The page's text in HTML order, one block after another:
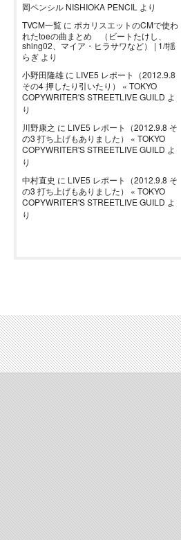
岡ペンシル NISHIOKA PENCIL より
TVCM一覧 に ポカリスエットのCMで使わ
れたtoeの曲まとめ （ビートたけし、
shing02、マイア・ヒラサワなど） | 1/f揺
らぎ より
小野田隆雄 に LIVE5 レポート（2012.9.8
その4 押したり引いたり） « TOKYO
COPYWRITER'S STREETLIVE GUILD よ
り
川野康之 に LIVE5 レポート（2012.9.8 そ
の3 打ち上げもありました） « TOKYO
COPYWRITER'S STREETLIVE GUILD よ
り
中村直史 に LIVE5 レポート（2012.9.8 そ
の3 打ち上げもありました） « TOKYO
COPYWRITER'S STREETLIVE GUILD よ
り